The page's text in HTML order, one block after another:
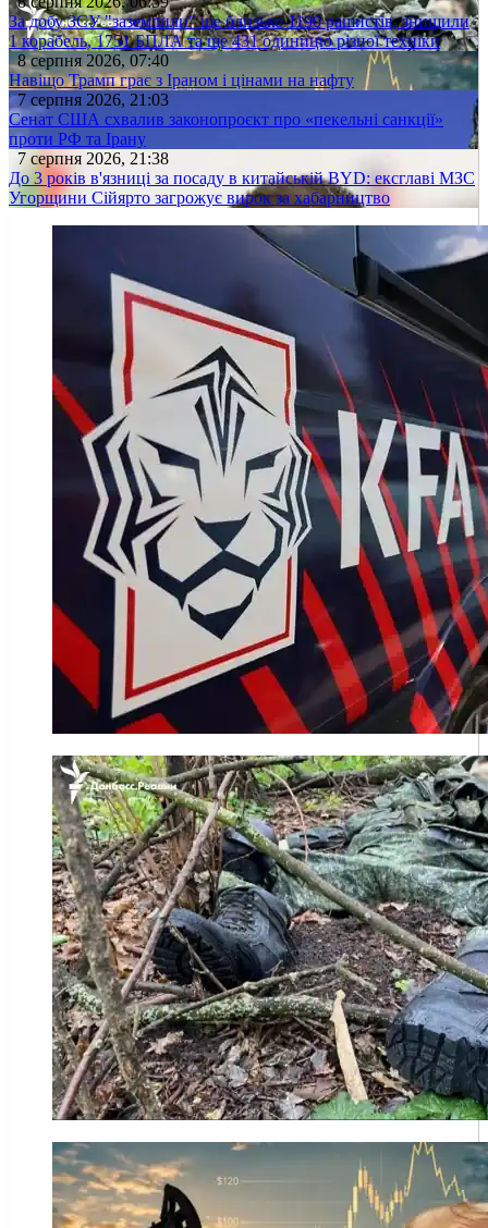
За добу ЗСУ "заземлили" ще близько 1190 рашистів, знищили
1 корабель, 1751 БПЛА та ще 431 одиницю різної техніки
8 серпня 2026, 07:40
Навіщо Трамп грає з Іраном і цінами на нафту
7 серпня 2026, 21:03
Сенат США схвалив законопроєкт про «пекельні санкції»
проти РФ та Ірану
7 серпня 2026, 21:38
До 3 років в'язниці за посаду в китайській BYD: ексглаві МЗС
Угорщини Сійярто загрожує вирок за хабарництво